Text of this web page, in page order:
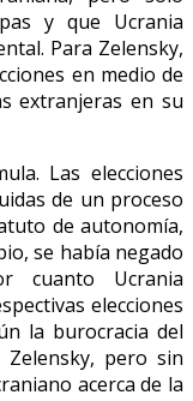
y que Ucrania
Para Zelensky,
en medio de
extranjeras en su
Las elecciones
de un proceso
de autonomía,
se había negado
cuanto Ucrania
elecciones
la burocracia del
pero sin
acerca de la